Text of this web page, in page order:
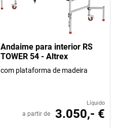
Andaime para interior RS
TOWER 54 - Altrex
com plataforma de madeira
Líquido
a partir de 3.050,- €